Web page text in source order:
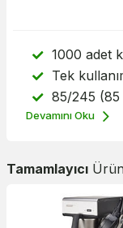
1000 adet
Tek
85/245 (85
Devamını Oku
Tamamlayıcı